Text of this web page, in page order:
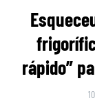
rápido”